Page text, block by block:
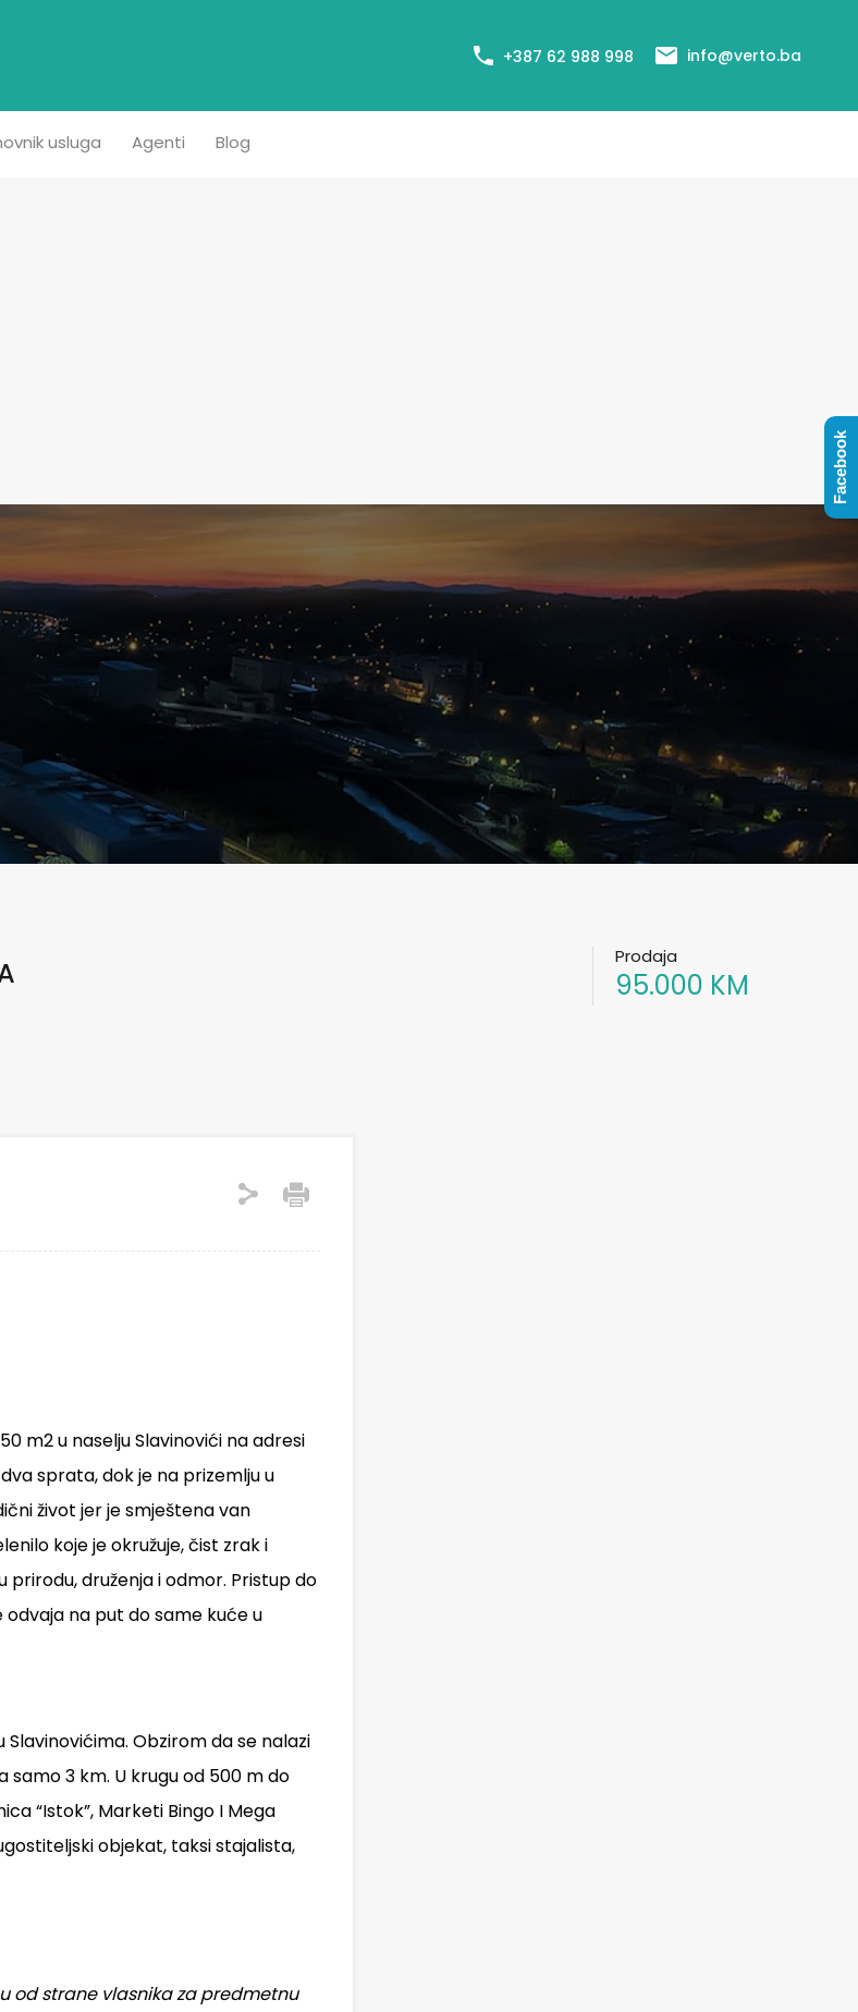
Cjenovnik usluga +387 62 988 998
+387 62 988 998 info@verto.ba
usluga Agenti Blog
Prodaja
95.000 KM
m2 u naselju Slavinovići na adresi
sprata, dok je na prizemlju u
život jer je smještena van
koje je okružuje, čist zrak i
prirodu, druženja i odmor. Pristup do
na put do same kuće u
Slavinovićima. Obzirom da se nalazi
3 km. U krugu od 500 m do
“Istok”, Marketi Bingo I Mega
objekat, taksi stajalista,
od strane vlasnika za predmetnu
Facebook